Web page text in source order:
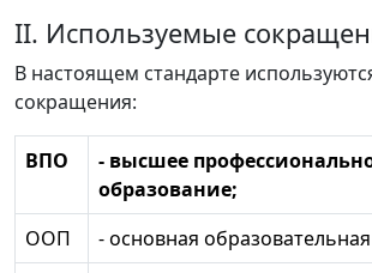
II. Используемые
В настоящем стандарте
сокращения:
ВПО
- высшее
образование;
ООП
- основная